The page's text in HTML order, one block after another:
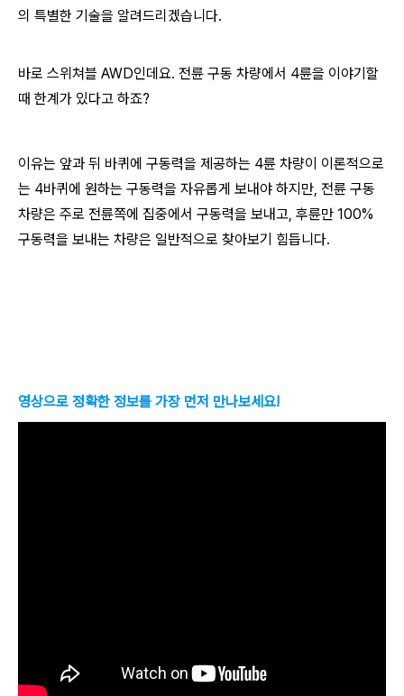
의 특별한 기술을 알려드리겠습니다.
바로 스위쳐블 AWD인데요. 전륜 구동 차량에서 4륜을 이야기할
때 한계가 있다고 하죠?
이유는 앞과 뒤 바퀴에 구동력을 제공하는 4륜 차량이 이론적으로
는 4바퀴에 원하는 구동력을 자유롭게 보내야 하지만, 전륜 구동
차량은 주로 전륜쪽에 집중에서 구동력을 보내고, 후륜만 100%
구동력을 보내는 차량은 일반적으로 찾아보기 힘듭니다.
영상으로 정확한 정보를 가장 먼저 만나보세요!